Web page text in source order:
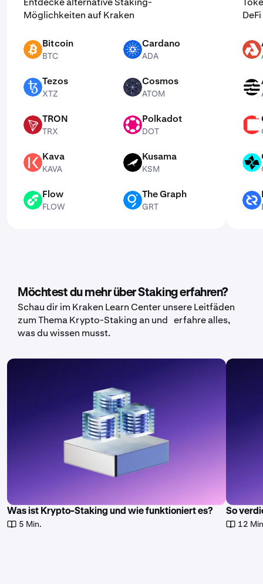
Möglichkeiten auf Kraken
BTC Bitcoin
BTC
ADA Cardano
ADA
XTZ Tezos
XTZ
ATOM Cosmos
ATOM
TRX TRON
TRX
Polkadot
DOT
KAVA Kava
KAVA
KSM Kusama
KSM
FLOW Flow
FLOW
GRT The Graph
GRT
AKT
APT
CTSI
DCR
Möchtest du mehr über Staking erfahren?
Schau dir im Kraken Learn Center unsere Leitfäden
zum Thema Krypto-Staking an und erfahre alles,
was du wissen musst.
Was ist Krypto-Staking und wie funktioniert es?
5 Min.
So
12